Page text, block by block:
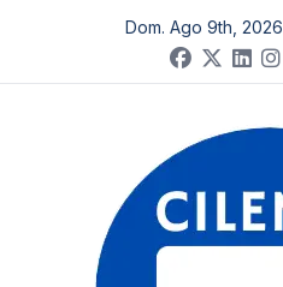
contenuto
Dom. Ago 9th, 2026